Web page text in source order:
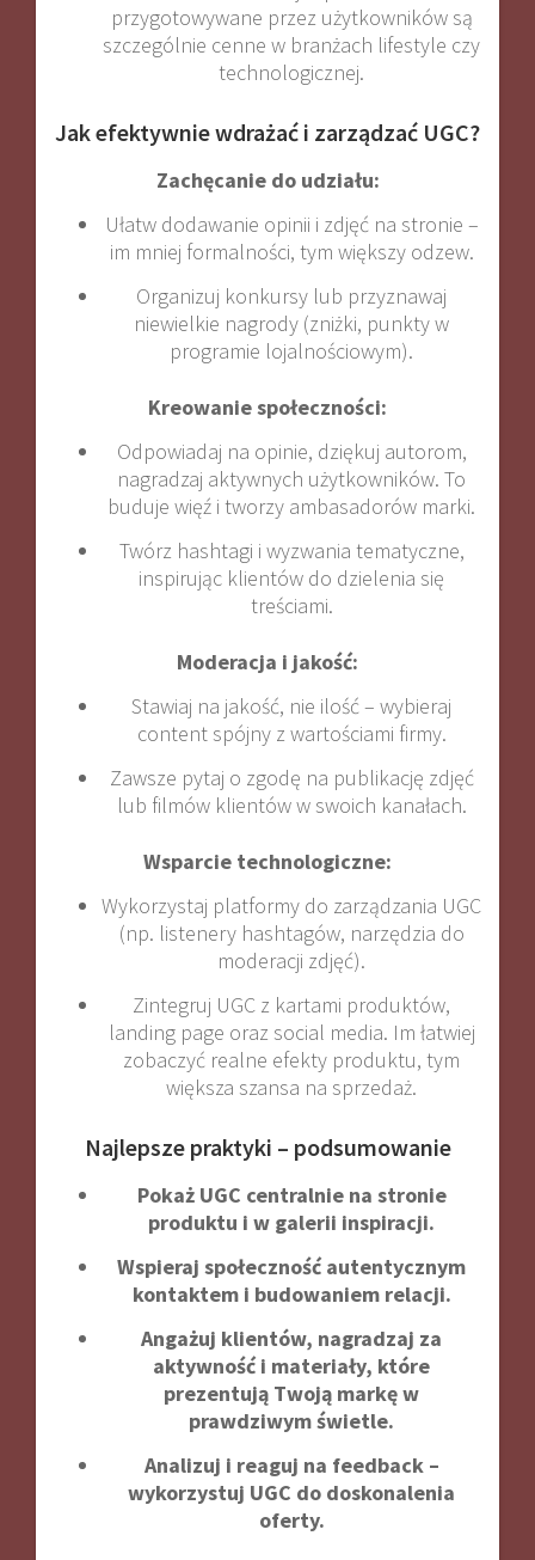
przygotowywane przez użytkowników są
szczególnie cenne w branżach lifestyle czy
technologicznej.
Jak efektywnie wdrażać i zarządzać UGC?
Zachęcanie do udziału:
Ułatw dodawanie opinii i zdjęć na stronie –
im mniej formalności, tym większy odzew.
Organizuj konkursy lub przyznawaj
niewielkie nagrody (zniżki, punkty w
programie lojalnościowym).
Kreowanie społeczności:
Odpowiadaj na opinie, dziękuj autorom,
nagradzaj aktywnych użytkowników. To
buduje więź i tworzy ambasadorów marki.
Twórz hashtagi i wyzwania tematyczne,
inspirując klientów do dzielenia się
treściami.
Moderacja i jakość:
Stawiaj na jakość, nie ilość – wybieraj
content spójny z wartościami firmy.
Zawsze pytaj o zgodę na publikację zdjęć
lub filmów klientów w swoich kanałach.
Wsparcie technologiczne:
Wykorzystaj platformy do zarządzania UGC
(np. listenery hashtagów, narzędzia do
moderacji zdjęć).
Zintegruj UGC z kartami produktów,
landing page oraz social media. Im łatwiej
zobaczyć realne efekty produktu, tym
większa szansa na sprzedaż.
Najlepsze praktyki – podsumowanie
Pokaż UGC centralnie na stronie
produktu i w galerii inspiracji.
Wspieraj społeczność autentycznym
kontaktem i budowaniem relacji.
Angażuj klientów, nagradzaj za
aktywność i materiały, które
prezentują Twoją markę w
prawdziwym świetle.
Analizuj i reaguj na feedback –
wykorzystuj UGC do doskonalenia
oferty.